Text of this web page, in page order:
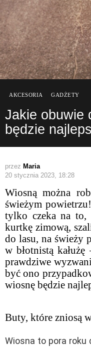
AKCESORIA GADŻETY
Jakie obuwie
będzie
przez Maria
20 stycznia 2023, 18:28
Wiosną można
świeżym
tylko czeka na to,
kurtkę zimową,
do lasu, na świeży
w błotnistą
prawdziwe
być ono
wiosnę będzie
Buty, które zniosą
Wiosna to pora roku